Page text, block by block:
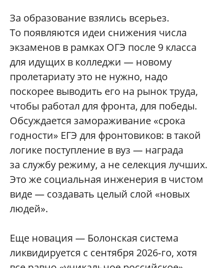
За образование взялись всерьез.
То появляются идеи снижения числа
экзаменов в рамках ОГЭ после 9 класса
для идущих в колледжи — новому
пролетариату это не нужно, надо
поскорее выводить его на рынок труда,
чтобы работал для фронта, для победы.
Обсуждается замораживание «срока
годности» ЕГЭ для фронтовиков: в такой
логике поступление в вуз — награда
за службу режиму, а не селекция лучших.
Это же социальная инженерия в чистом
виде — создавать целый слой «новых
людей».
Еще новация — Болонская система
ликвидируется с сентября 2026‑го, хотя